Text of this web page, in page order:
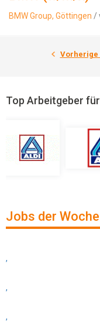
BMW Group, Göttingen /
Vorherige
Top Arbeitgeber
Jobs der
,
,
,